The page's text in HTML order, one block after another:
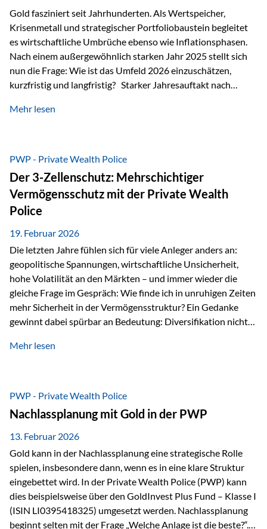
Gold fasziniert seit Jahrhunderten. Als Wertspeicher,
Krisenmetall und strategischer Portfoliobaustein begleitet
es wirtschaftliche Umbrüche ebenso wie Inflationsphasen.
Nach einem außergewöhnlich starken Jahr 2025 stellt sich
nun die Frage: Wie ist das Umfeld 2026 einzuschätzen,
kurzfristig und langfristig? Starker Jahresauftakt nach
Dynamik in das Jahr 2026 gestartet. Zwischen dem
Währungen: +11,5 % Bereits 2025 war ein außergewöhnlich
starkes Jahr: +64,4 % in USD Durchschnitt über alle
Währungen: +56,6 % Langfristig zeigt sich ebenfalls ein
solides…
Mehr lesen
PWP - Private Wealth Police
Der 3-Zellenschutz: Mehrschichtiger
Vermögensschutz mit der Private Wealth
Police
19. Februar 2026
Die letzten Jahre fühlen sich für viele Anleger anders an:
geopolitische Spannungen, wirtschaftliche Unsicherheit,
hohe Volatilität an den Märkten – und immer wieder die
gleiche Frage im Gespräch: Wie finde ich in unruhigen Zeiten
mehr Sicherheit in der Vermögensstruktur? Ein Gedanke
gewinnt dabei spürbar an Bedeutung: Diversifikation nicht
Wer Vermögen ausschließlich in einem Rechtsraum
Liechtenstein eine Rolle spielen: außerhalb der EU, ohne
Euro, mit einem eigenständigen Rechts- und Finanzplatz.
Und genau an dieser Stelle setzt der 3-Zellenschutz an –…
Mehr lesen
PWP - Private Wealth Police
Nachlassplanung mit Gold in der PWP
13. Februar 2026
Gold kann in der Nachlassplanung eine strategische Rolle
spielen, insbesondere dann, wenn es in eine klare Struktur
eingebettet wird. In der Private Wealth Police (PWP) kann
dies beispielsweise über den GoldInvest Plus Fund – Klasse I
(ISIN LI0395418325) umgesetzt werden. Nachlassplanung
beginnt selten mit der Frage „Welche Anlage ist die beste?“.